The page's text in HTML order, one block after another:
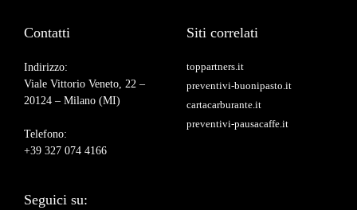
Contatti
Indirizzo:
Viale Vittorio Veneto, 22 –
20124 – Milano (MI)
Telefono:
+39 327 074 4166
Siti correlati
toppartners.it
preventivi-buonipasto.it
cartacarburante.it
preventivi-pausacaffe.it
Seguici su: